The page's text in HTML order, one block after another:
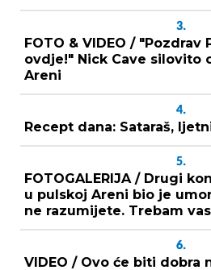
3.
FOTO & VIDEO / "Pozdrav
ovdje!" Nick Cave silovito
Areni
4.
Recept dana: Sataraš,
5.
FOTOGALERIJA / Drugi
u pulskoj Areni bio je
ne razumijete. Trebam
6.
VIDEO / Ovo će biti dobra